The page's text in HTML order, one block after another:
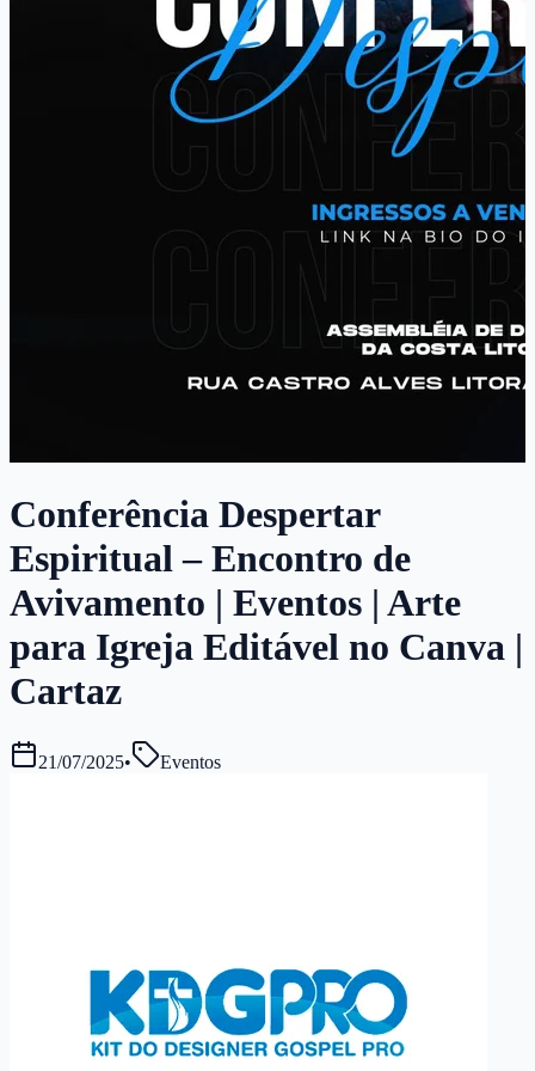
Conferência Despertar
Espiritual – Encontro de
Avivamento | Eventos | Arte
para Igreja Editável no Canva |
Cartaz
21/07/2025• Eventos